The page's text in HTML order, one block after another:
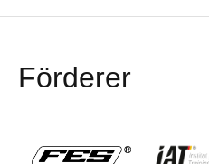
Förderer